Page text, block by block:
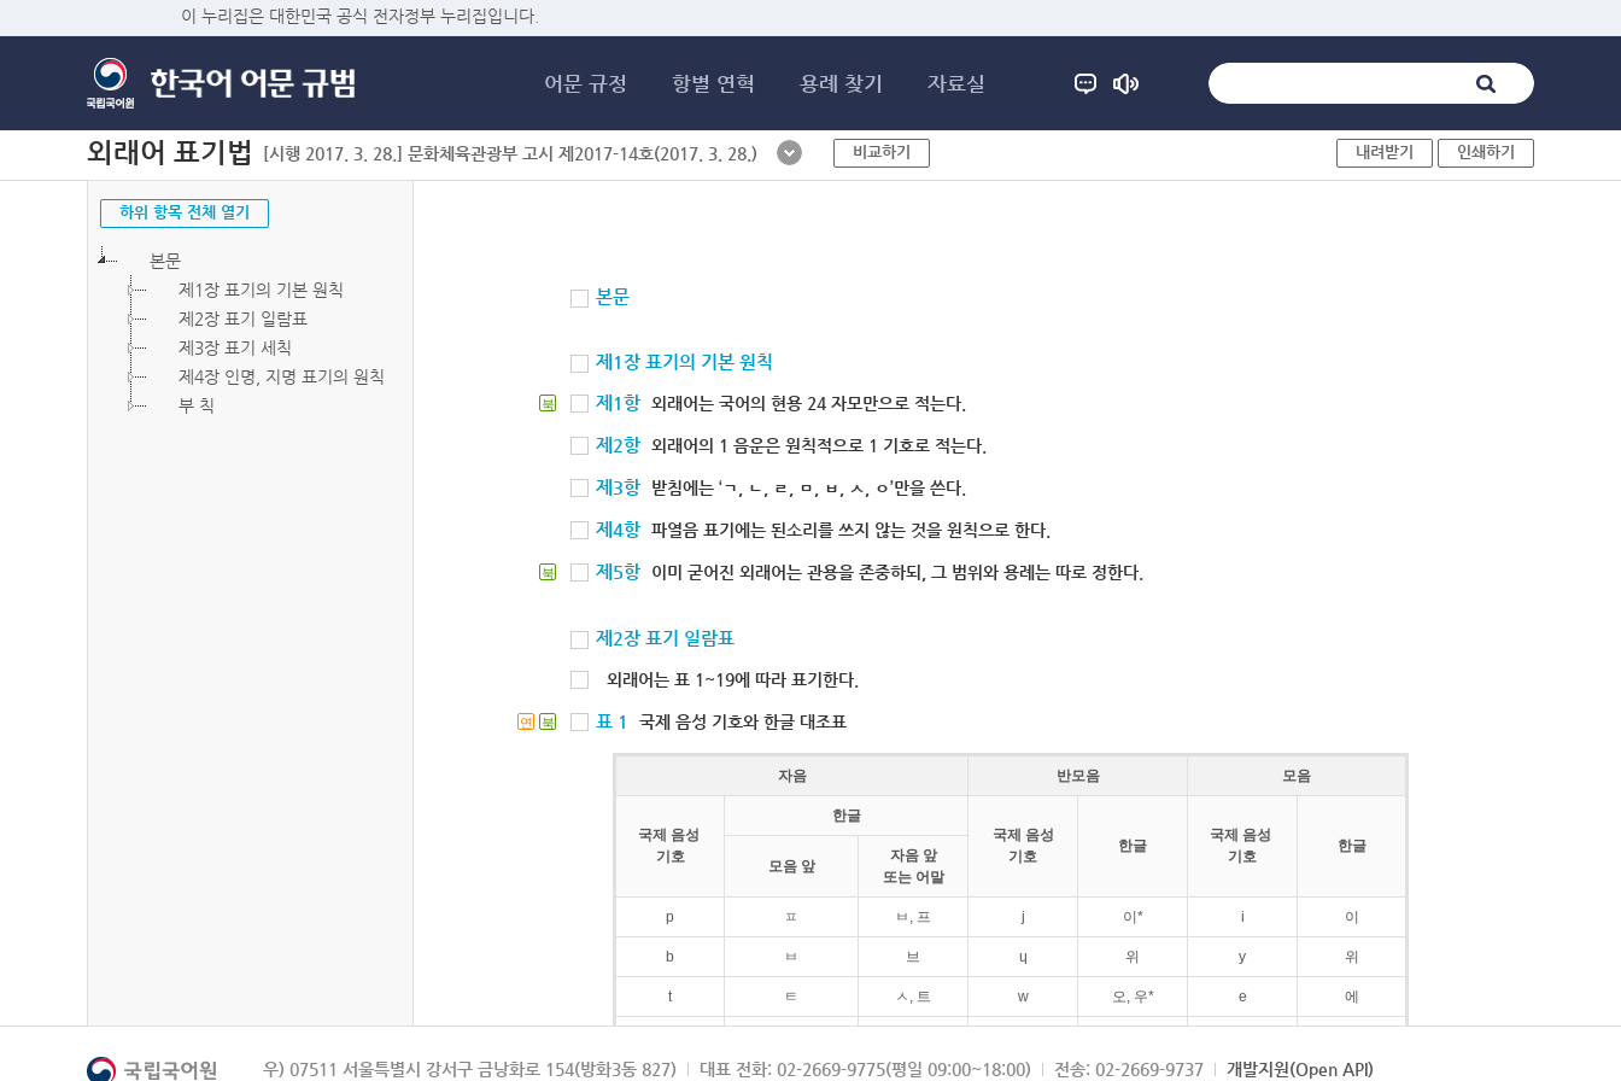
이 누리집은 대한민국 공식 전자정부 누리집입니다.
어문 규정 항별 연혁 용례 찾기 자료실
외래어 표기법 [시행 2017. 3. 28.] 문화체육관광부 고시 제2017-14호(2017. 3. 28.) 비교하기 내려받기 인쇄하기
하위 항목 전체 열기
본문
제1장 표기의 기본 원칙
제2장 표기 일람표
제3장 표기 세칙
제4장 인명, 지명 표기의 원칙
부 칙
본문
제1장 표기의 기본 원칙
북 제1항 외래어는 국어의 현용 24 자모만으로 적는다.
제2항 외래어의 1 음운은 원칙적으로 1 기호로 적는다.
제3항 받침에는 ‘ㄱ, ㄴ, ㄹ, ㅁ, ㅂ, ㅅ, ㅇ’만을 쓴다.
제4항 파열음 표기에는 된소리를 쓰지 않는 것을 원칙으로 한다.
북 제5항 이미 굳어진 외래어는 관용을 존중하되, 그 범위와 용례는 따로 정한다.
제2장 표기 일람표
외래어는 표 1~19에 따라 표기한다.
연 북 표 1 국제 음성 기호와 한글 대조표
자음 반모음 모음
국제 음성
기호
한글
국제 음성
기호
한글
국제 음성
기호
한글
모음 앞
자음 앞
또는 어말
p ㅍ ㅂ, 프 j 이* i 이
b ㅂ 브 ɥ 위 y 위
t ㅌ ㅅ, 트 w 오, 우* e 에
k ㅋ ㄱ, 크 ɛ 에
우) 07511 서울특별시 강서구 금낭화로 154(방화3동 827) 대표 전화: 02-2669-9775(평일 09:00~18:00) 전송: 02-2669-9737 개발지원(Open API)